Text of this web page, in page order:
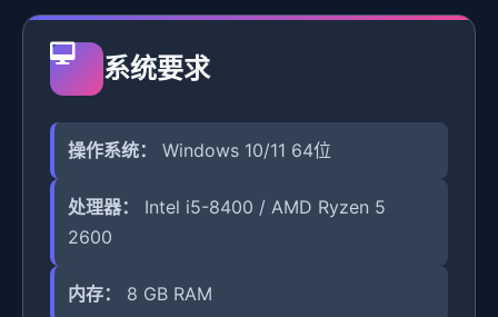
系统要求
操作系统： Windows 10/11 64位
处理器：
Intel i5-8400 / AMD Ryzen 5
2600
内存： 8 GB RAM